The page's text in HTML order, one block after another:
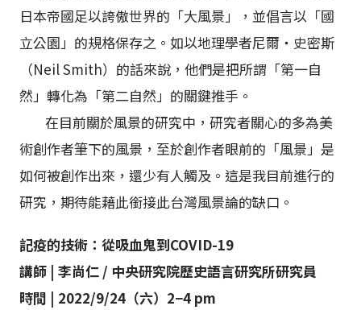
日本帝國足以誇傲世界的「大風景」，並倡言以「國
立公園」的規格保存之。如以地理學者尼爾・史密斯
（Neil Smith）的話來說，他們是把所謂「第一自
然」轉化為「第二自然」的關鍵推手。
在目前關於風景的研究中，研究者關心的多為美
術創作者筆下的風景，至於創作者眼前的「風景」是
如何被創作出來，還少有人觸及。這是我目前進行的
研究，期待能藉此銜接此台灣風景論的缺口。
記疫的技術：從吸血鬼到COVID-19
講師 | 李尚仁 / 中央研究院歷史語言研究所研究員
時間 | 2022/9/24 （六） 2−4 pm